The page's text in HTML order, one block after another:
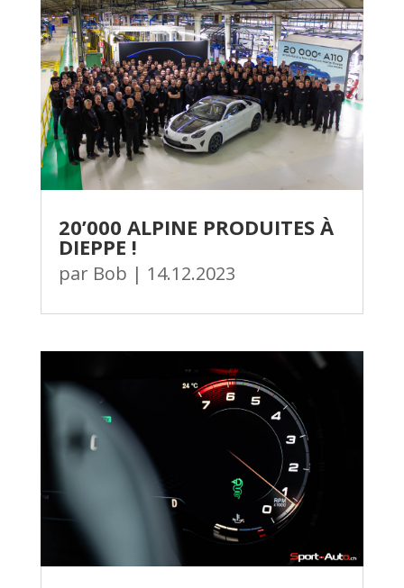
20’000 ALPINE PRODUITES À
DIEPPE !
par Bob | 14.12.2023